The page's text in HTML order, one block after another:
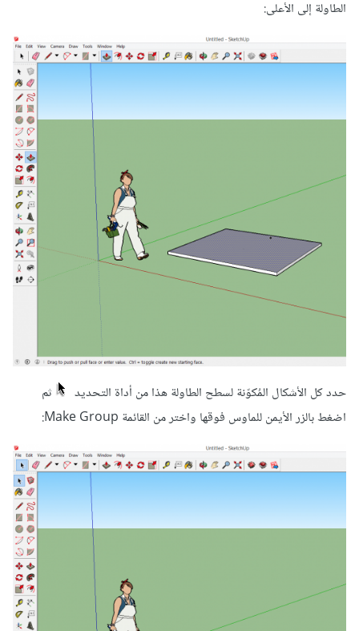
الطاولة إلى الأعلى:
حدد كل الأشكال المُكوّنة لسطح الطاولة هذا من أداة التحديد
ثم
اضغط بالزر الأيمن للماوس فوقها واختر من القائمة Make Group: